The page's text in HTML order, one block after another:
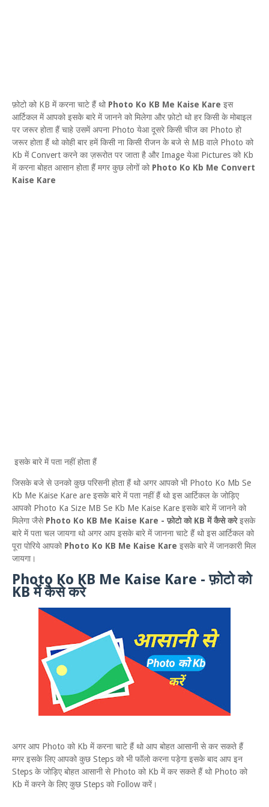
फ़ोटो को KB में करना चाटे हैं थो Photo Ko KB Me Kaise Kare इस
आर्टिकल में आपको इसके बारे में जानने को मिलेगा और फ़ोटो थो हर किसी के मोबाइल
पर जरूर होता हैं चाहे उसमें अपना Photo येआ दूसरे किसी चीज का Photo हो
जरूर होता हैं थो कोही बार हमें किसी ना किसी रीजन के बजे से MB वाले Photo को
Kb में Convert करने का ज़रूरोत पर जाता है और Image येआ Pictures को Kb
में करना बोहत आसान होता हैं मगर कुछ लोगों को Photo Ko Kb Me Convert
Kaise Kare
इसके बारे में पता नहीं होता हैं
जिसके बजे से उनको कुछ परिसनी होता हैं थो अगर आपको भी Photo Ko Mb Se
Kb Me Kaise Kare are इसके बारे में पता नहीं हैं थो इस आर्टिकल के जोड़िए
आपको Photo Ka Size MB Se Kb Me Kaise Kare इसके बारे में जानने को
मिलेगा जैसे Photo Ko KB Me Kaise Kare - फ़ोटो को KB में कैसे करेइसके
बारे में पता चल जायगा थो अगर आप इसके बारे में जानना चाटे हैं थो इस आर्टिकल को
पूरा पोरिये आपको Photo Ko KB Me Kaise Kare इसके बारे में जानकारी मिल
जायगा।
Photo Ko KB Me Kaise Kare - फ़ोटो को
KB में कैसे करे
अगर आप Photo को Kb में करना चाटे हैं थो आप बोहत आसानी से कर सकते हैं
मगर इसके लिए आपको कुछ Steps को भी फॉलो करना पड़ेगा इसके बाद आप इन
Steps के जोड़िए बोहत आसानी से Photo को Kb में कर सकते हैं थो Photo को
Kb में करने के लिए कुछ Steps को Follow करें।